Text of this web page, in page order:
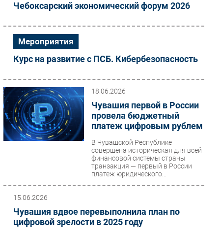
Чебоксарский экономический форум 2026
Мероприятия
Курс на развитие с ПСБ. Кибербезопасность
18.06.2026
Чувашия первой в России
провела бюджетный
платеж цифровым рублем
В Чувашской Республике
совершена историческая для всей
финансовой системы страны
транзакция — первый в России
платеж юридического...
15.06.2026
Чувашия вдвое перевыполнила план по
цифровой зрелости в 2025 году